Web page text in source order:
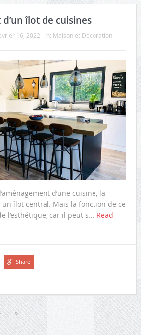
îlot de cuisines
16, 2022 In: Maison et Décoration
d’une cuisine, la
un îlot central. Mais la fonction de ce
l’esthétique, car il peut s... Read
Share
› »